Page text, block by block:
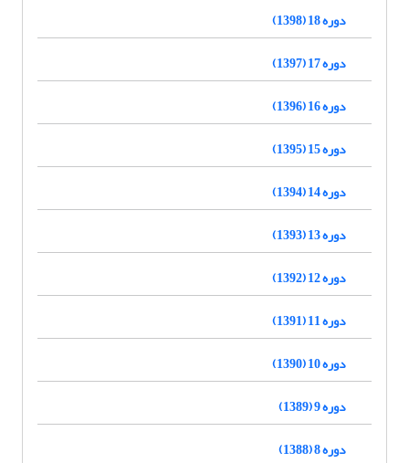
دوره 18 (1398)
دوره 17 (1397)
دوره 16 (1396)
دوره 15 (1395)
دوره 14 (1394)
دوره 13 (1393)
دوره 12 (1392)
دوره 11 (1391)
دوره 10 (1390)
دوره 9 (1389)
دوره 8 (1388)